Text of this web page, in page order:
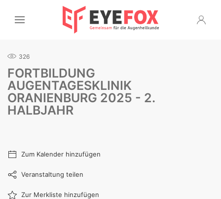
326
FORTBILDUNG
AUGENTAGESKLINIK
ORANIENBURG 2025 - 2.
HALBJAHR
Zum Kalender hinzufügen
Veranstaltung teilen
Zur Merkliste hinzufügen